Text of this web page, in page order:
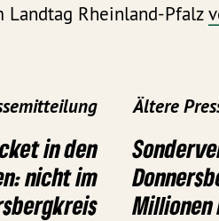
Landtag Rheinland-Pfalz
in den
nicht im
Ältere
Millionen